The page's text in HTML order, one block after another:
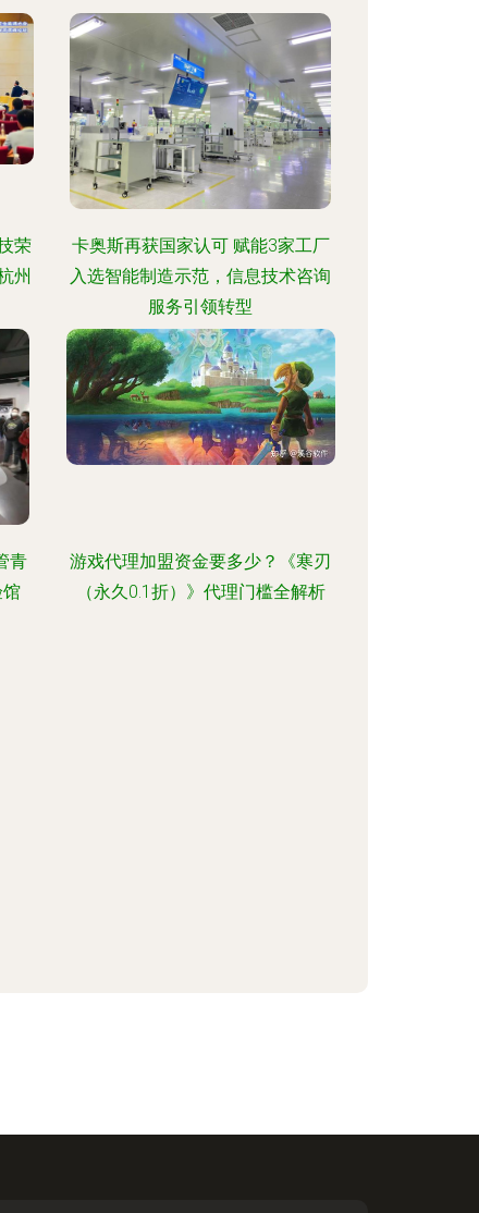
荣
州
卡奥斯再获国家认可 赋能3家工厂
入选智能制造示范，信息技术咨询
服务引领转型
青
游戏代理加盟资金要多少？《寒刃
（永久0.1折）》代理门槛全解析